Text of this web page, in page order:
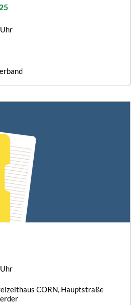
CORN, Hauptstraße